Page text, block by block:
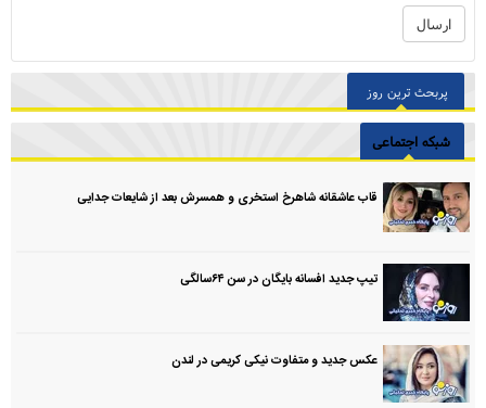
پربحث ترین روز
شبکه اجتماعی
قاب عاشقانه شاهرخ استخری و همسرش بعد از شایعات جدایی
تیپ جدید افسانه بایگان در سن ۶۴سالگی
عکس جدید و متفاوت نیکی کریمی در لندن